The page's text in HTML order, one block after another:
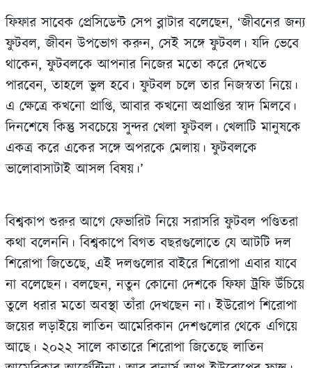
ফিফার সাবেক প্রেসিডেন্ট সেপ ব্লাটার বলেছেন, ‘জীবনের জন্য
ফুটবল, জীবন উপভোগ করুন, সেই সঙ্গে ফুটবল। যদি ভেবে
থাকেন, ফুটবলকে আপনার নিজের মতো করে দেখতে
পারবেন, তাহলে ভুল হবে। ফুটবল চলে তার নিজস্বতা নিয়ে।
এ ক্ষেত্রে কখনো প্রাপ্তি, আবার কখনো অপ্রাপ্তির স্বাদ মিলবে।
দিনশেষে কিন্তু সবচেয়ে সুন্দর খেলা ফুটবল। খেলাটি মানুষকে
একত্র করে একের সঙ্গে অপরকে মেলায়। ফুটবলকে
ভালোবাসাটাই আসল বিষয়।’
বিশ্বকাপ শুরুর আগে ফেভারিট নিয়ে সরাসরি ফুটবল পণ্ডিতরা
কথা বলেননি। বিশ্বকাপে বিগত বছরগুলোতে যে আটটি দল
শিরোপা জিতেছে, এই দলগুলোর বাইরে শিরোপা এবার যাবে
না বলেছেন। বলছেন, নতুন কোনো দেশকে ফিফা ট্রফি উঁচিয়ে
তুলে ধরার মতো অবস্থা তাঁরা দেখছেন না। ইউরোপ শিরোপা
জয়ের লড়াইয়ে লাতিন আমেরিকান দেশগুলোর থেকে এগিয়ে
আছে। ২০২২ সালে কাতারে শিরোপা জিতেছে লাতিন